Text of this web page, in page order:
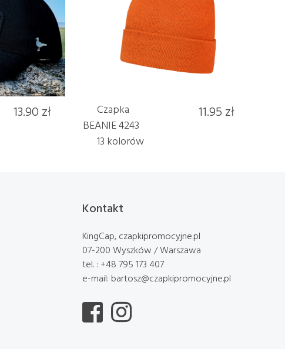
13.90 zł
Czapka
BEANIE 4243
13 kolorów
11.95 zł
Kontakt
KingCap, czapkipromocyjne.pl
07-200 Wyszków / Warszawa
tel. : +48 795 173 407
e-mail: bartosz@czapkipromocyjne.pl